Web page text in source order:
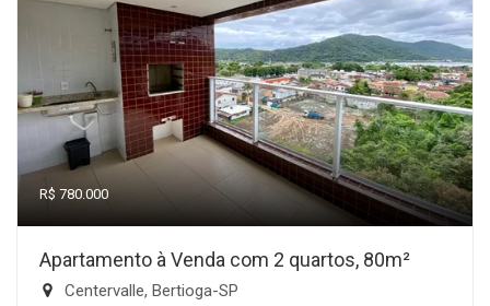
R$ 780.000
Apartamento à Venda com 2 quartos, 80m²
Centervalle, Bertioga-SP